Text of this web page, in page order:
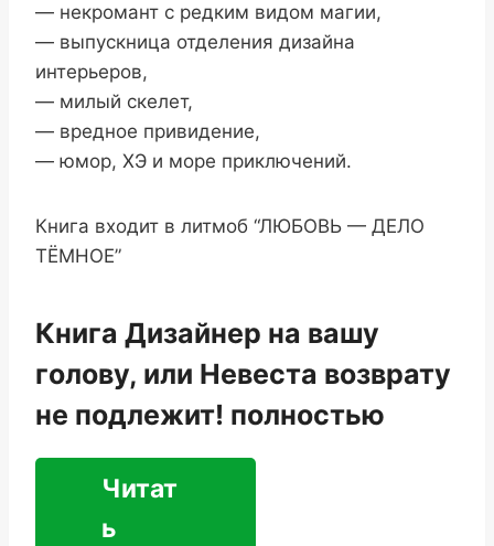
— некромант с редким видом магии,
— выпускница отделения дизайна
интерьеров,
— милый скелет,
— вредное привидение,
— юмор, ХЭ и море приключений.
Книга входит в литмоб “ЛЮБОВЬ — ДЕЛО
ТЁМНОЕ”
Книга Дизайнер на вашу
голову, или Невеста возврату
не подлежит! полностью
Читат
ь